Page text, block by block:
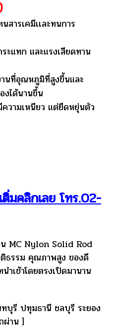
ารเคมีเเละทนการ
ะแทก และแรงเสียดทาน
นที่อุณหภูมิที่สูงขึ้นและ
งได้นานขึ้น
วามเหนียว แต่ยืดหยุ่นตัว
มคลิกเลย โทร.02-
MC Nylon Solid Rod
ธรรม คุณภาพสูง ของดี
ำเข้าโดยตรงเปิดมานาน
บุรี ปทุมธานี ชลบุรี ระยอง
ผ่าน ]